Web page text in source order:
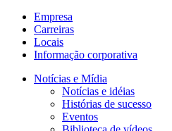
Empresa
Carreiras
Locais
Informação corporativa
Notícias e Mídia
Notícias e idéias
Histórias de sucesso
Eventos